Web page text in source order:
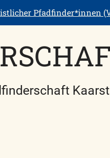
Pfadfinder*innen
Kaarst